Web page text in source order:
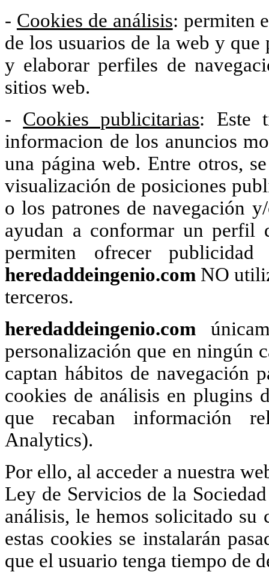
- Cookies de análisis: permiten
de los usuarios de la web y
y elaborar perfiles de
sitios web.
- Cookies publicitarias: Este
informacion de los anuncios
una página web. Entre otros,
visualización de posiciones
o los patrones de navegación
ayudan a conformar un perfil
permiten ofrecer
heredaddeingenio.com NO
terceros.
heredaddeingenio.com
personalización que en ningún
captan hábitos de navegación
cookies de análisis en plugins
que recaban información
Analytics).
Por ello, al acceder a nuestra
Ley de Servicios de la
análisis, le hemos solicitado su
estas cookies se instalarán
que el usuario tenga tiempo de